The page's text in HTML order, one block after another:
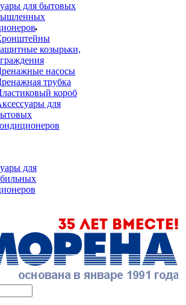
для бытовых
козырьки,
насосы
трубка
короб
для
для